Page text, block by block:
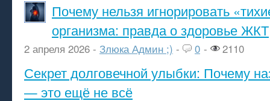
Почему нельзя игнорировать
организма: правда о здоровье ЖКТ
2 апреля 2026 - Злюка Админ ;) - 0 - 2110
Секрет долговечной улыбки: Почему
— это ещё не всё